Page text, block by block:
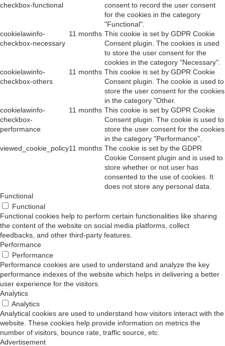
checkbox-functional
consent to record the user consent
for the cookies in the category
"Functional".
cookielawinfo-
checkbox-necessary
11 months This cookie is set by GDPR Cookie
Consent plugin. The cookies is used
to store the user consent for the
cookies in the category "Necessary".
cookielawinfo-
checkbox-others
11 months This cookie is set by GDPR Cookie
Consent plugin. The cookie is used to
store the user consent for the cookies
in the category "Other.
cookielawinfo-
checkbox-
performance
11 months This cookie is set by GDPR Cookie
Consent plugin. The cookie is used to
store the user consent for the cookies
in the category "Performance".
viewed_cookie_policy11 months The cookie is set by the GDPR
Cookie Consent plugin and is used to
store whether or not user has
consented to the use of cookies. It
does not store any personal data.
Functional
Functional
Functional cookies help to perform certain functionalities like sharing
the content of the website on social media platforms, collect
feedbacks, and other third-party features.
Performance
Performance
Performance cookies are used to understand and analyze the key
performance indexes of the website which helps in delivering a better
user experience for the visitors.
Analytics
Analytics
Analytical cookies are used to understand how visitors interact with the
website. These cookies help provide information on metrics the
number of visitors, bounce rate, traffic source, etc.
Advertisement